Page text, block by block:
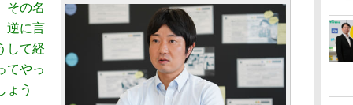
その名
逆に言
して経
てやっ
ょう